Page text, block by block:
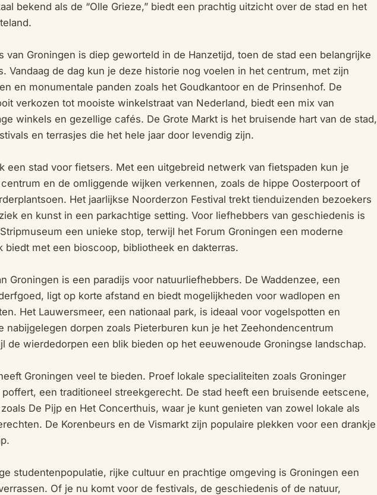
bekend als de “Olle Grieze,” biedt een prachtig uitzicht over de stad en het
van Groningen is diep geworteld in de Hanzetijd, toen de stad een belangrijke
Vandaag de dag kun je deze historie nog voelen in het centrum, met zijn
en monumentale panden zoals het Goudkantoor en de Prinsenhof. De
verkozen tot mooiste winkelstraat van Nederland, biedt een mix van
winkels en gezellige cafés. De Grote Markt is het bruisende hart van de stad,
en terrasjes die het hele jaar door levendig zijn.
een stad voor fietsers. Met een uitgebreid netwerk van fietspaden kun je
en de omliggende wijken verkennen, zoals de hippe Oosterpoort of
Het jaarlijkse Noorderzon Festival trekt tienduizenden bezoekers
en kunst in een parkachtige setting. Voor liefhebbers van geschiedenis is
een unieke stop, terwijl het Forum Groningen een moderne
biedt met een bioscoop, bibliotheek en dakterras.
Groningen is een paradijs voor natuurliefhebbers. De Waddenzee, een
ligt op korte afstand en biedt mogelijkheden voor wadlopen en
Het Lauwersmeer, een nationaal park, is ideaal voor vogelspotten en
nabijgelegen dorpen zoals Pieterburen kun je het Zeehondencentrum
de wierdedorpen een blik bieden op het eeuwenoude Groningse landschap.
Groningen veel te bieden. Proef lokale specialiteiten zoals Groninger
een traditioneel streekgerecht. De stad heeft een bruisende eetscene,
De Pijp en Het Concerthuis, waar je kunt genieten van zowel lokale als
De Korenbeurs en de Vismarkt zijn populaire plekken voor een drankje
studentenpopulatie, rijke cultuur en prachtige omgeving is Groningen een
Of je nu komt voor de festivals, de geschiedenis of de natuur,